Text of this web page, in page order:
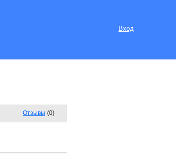
Вход
Отзывы (0)